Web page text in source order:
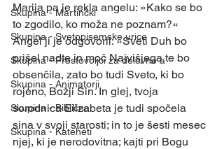
Skupina - Martinčki
Skupina - Svetopisemske urice
Skupina - Prostovoljci za delovne a
Skupina - Animatorji
Skupina - Biblična
Skupina - Kateheti
Marija pa je rekla angelu: »Kako se bo
to zgodilo, ko moža ne poznam?«
Angel ji je odgovoril: »Sveti Duh bo
prišel nadte in moč Najvišjega te bo
obsenčila, zato bo tudi Sveto, ki bo
rojeno, Božji Sin. In glej, tvoja
sorodnica Elizabeta je tudi spočela
sina v svoji starosti; in to je šesti mesec
njej, ki je nerodovitna; kajti pri Bogu